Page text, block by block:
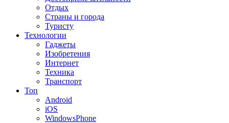
Отдых
Страны и города
Туристу
Технологии
Гаджеты
Изобретения
Интернет
Техника
Транспорт
Топ
Android
iOS
WindowsPhone